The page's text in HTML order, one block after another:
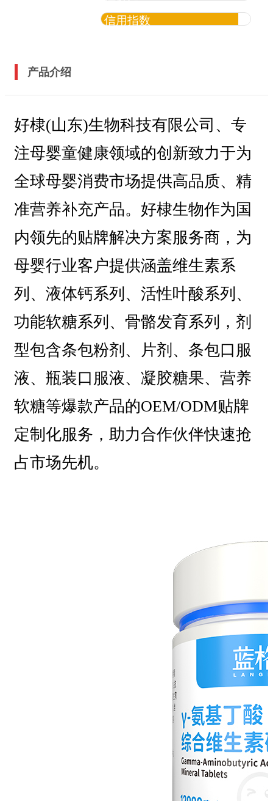
信用指数
产品介绍
好棣(山东)生物科技有限公司、专
注母婴童健康领域的创新致力于为
全球母婴消费市场提供高品质、精
准营养补充产品。好棣生物作为国
内领先的贴牌解决方案服务商，为
母婴行业客户提供涵盖维生素系
列、液体钙系列、活性叶酸系列、
功能软糖系列、骨骼发育系列，剂
型包含条包粉剂、片剂、条包口服
液、瓶装口服液、凝胶糖果、营养
软糖等爆款产品的OEM/ODM贴牌
定制化服务，助力合作伙伴快速抢
占市场先机。